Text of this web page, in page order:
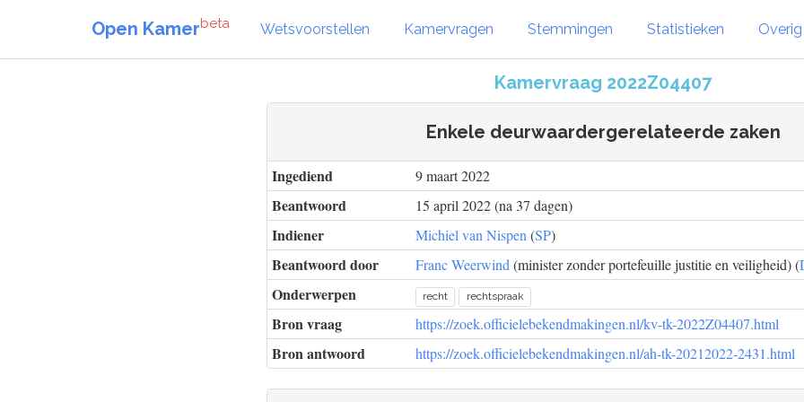
Open Kamerbeta Wetsvoorstellen Kamervragen Stemmingen Statistieken Overig
Kamervraag 2022Z04407
Enkele deurwaardergerelateerde zaken
Ingediend 9 maart 2022
Beantwoord 15 april 2022 (na 37 dagen)
Indiener Michiel van Nispen (SP)
Beantwoord door Franc Weerwind (minister zonder portefeuille justitie en veiligheid) (
Onderwerpen recht rechtspraak
Bron vraag https://zoek.officielebekendmakingen.nl/kv-tk-2022Z04407.html
Bron antwoord https://zoek.officielebekendmakingen.nl/ah-tk-20212022-2431.html